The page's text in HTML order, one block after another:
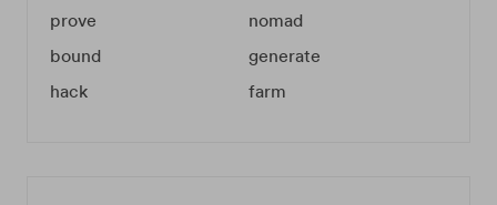
prove
nomad
bound
generate
hack
farm